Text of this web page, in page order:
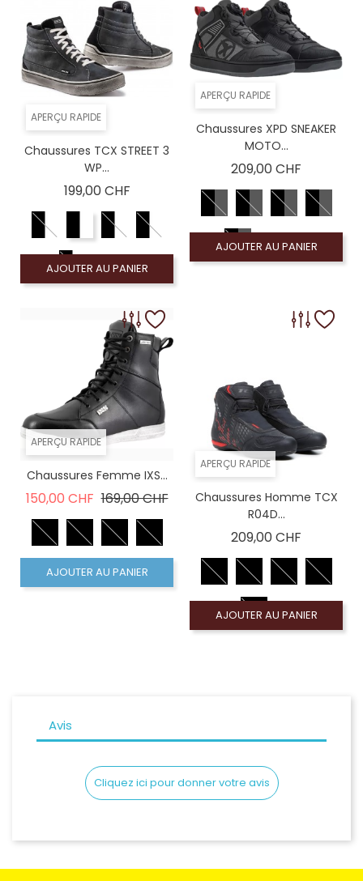
APERÇU RAPIDE
Chaussures TCX STREET 3
WP...
199,00 CHFPrix
AJOUTER AU PANIER
APERÇU RAPIDE
Chaussures XPD SNEAKER
MOTO...
209,00 CHF
AJOUTER AU PANIER
APERÇU RAPIDE
Chaussures Femme IXS...
150,00 CHF Prix de base
169,00 CHFPrix
AJOUTER AU PANIER
APERÇU RAPIDE
Chaussures Homme TCX
R04D...
209,00 CHF
AJOUTER AU PANIER
Avis
Cliquez ici pour donner votre avis